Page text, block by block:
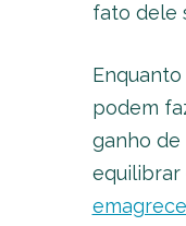
fato dele
podem
ganho
equilibrar